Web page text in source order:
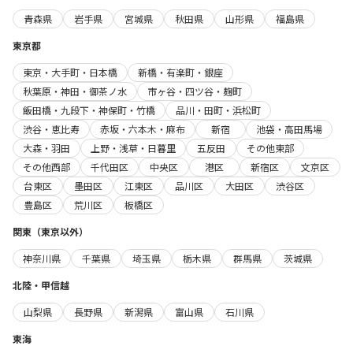
青森県
岩手県 宮城県 秋田県 山形県
福島県
東京都
東京・大手町・日本橋
新橋・有楽町・銀座
秋葉原・神田・御茶ノ水
市ヶ谷・四ツ谷・麹町
飯田橋・九段下・神保町・竹橋
品川・田町・浜松町
渋谷・恵比寿
赤坂・六本木・麻布 新宿
池袋・高田馬場
大森・羽田
上野・浅草・日暮里 五反田
その他東部
その他西部
千代田区 中央区 港区 新宿区
文京区
台東区
墨田区 江東区 品川区 大田区
渋谷区
豊島区
荒川区
板橋区
関東（東京以外）
神奈川県
千葉県 埼玉県 栃木県 群馬県
茨城県
北陸・甲信越
山梨県
長野県 新潟県 富山県
石川県
東海